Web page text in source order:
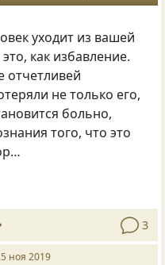
уходит из вашей
, как избавление.
отчетливей
не только его,
больно,
того, что это
3
ноя 2019